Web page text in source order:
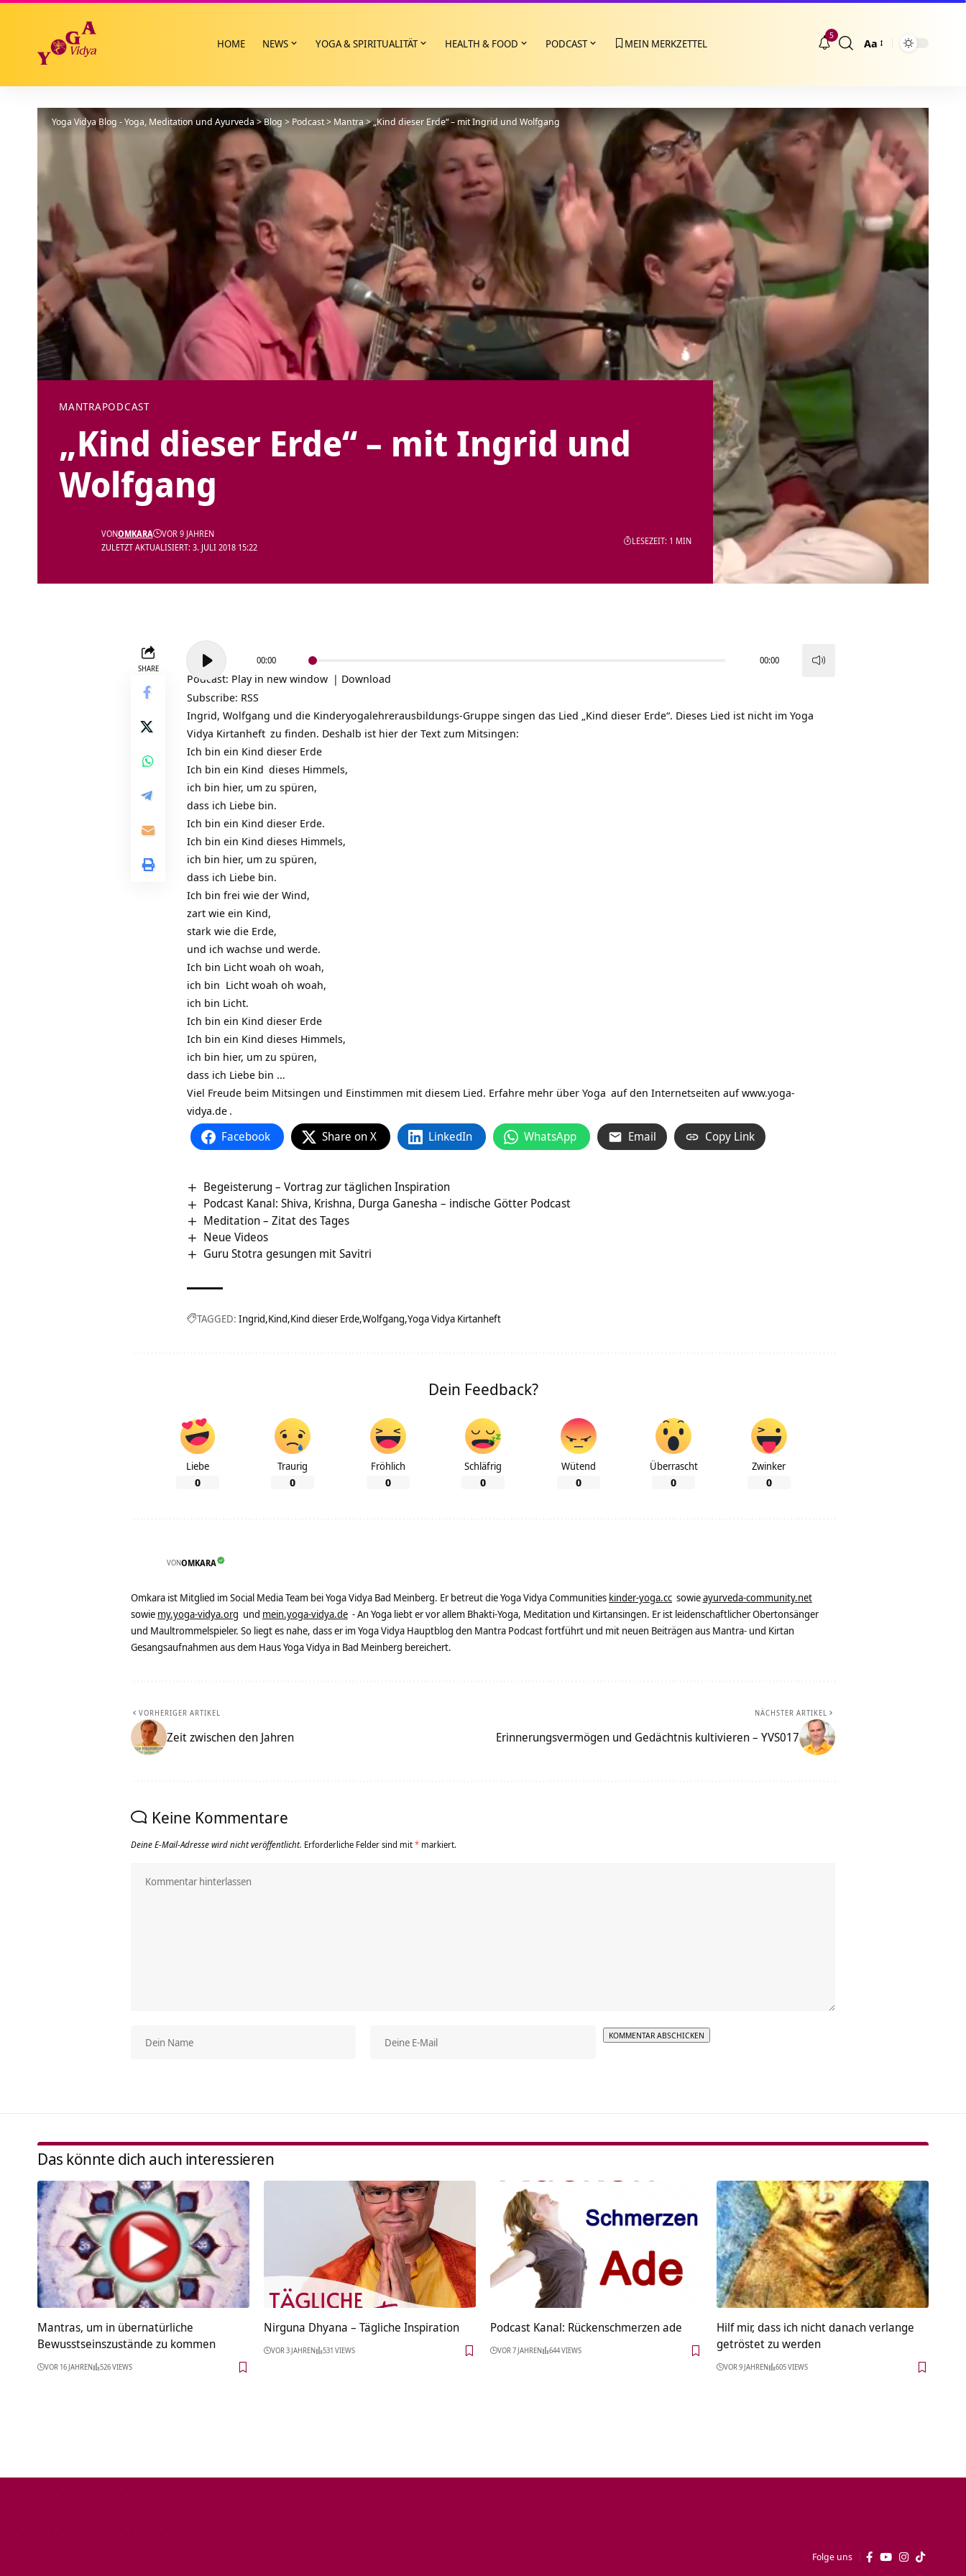
HOME NEWS YOGA & SPIRITUALITÄT HEALTH & FOOD PODCAST MEIN MERKZETTEL
5
Größenänderung
Aa
Yoga Vidya Blog - Yoga, Meditation und Ayurveda>Blog > Podcast> Mantra >„Kind dieser Erde“ – mit Ingrid und Wolfgang
MANTRAPODCAST
„Kind dieser Erde“ – mit Ingrid und
Wolfgang
ZULETZT AKTUALISIERT: 3. JULI 2018 15:22
VONOMKARA VOR 9 JAHREN
LESEZEIT: 1 MIN
SHARE
Audio-
Player
00:00 00:00
Podcast: Play in new window | Download
Subscribe: RSS
Ingrid, Wolfgang und die Kinderyogalehrerausbildungs-Gruppe singen das Lied „Kind dieser Erde“. Dieses Lied ist nicht im Yoga
Vidya Kirtanheft zu finden. Deshalb ist hier der Text zum Mitsingen:
Ich bin ein Kind dieser Erde
Ich bin ein Kind dieses Himmels,
ich bin hier, um zu spüren,
dass ich Liebe bin.
Ich bin ein Kind dieser Erde.
Ich bin ein Kind dieses Himmels,
ich bin hier, um zu spüren,
dass ich Liebe bin.
Ich bin frei wie der Wind,
zart wie ein Kind,
stark wie die Erde,
und ich wachse und werde.
Ich bin Licht woah oh woah,
ich bin Licht woah oh woah,
ich bin Licht.
Ich bin ein Kind dieser Erde
Ich bin ein Kind dieses Himmels,
ich bin hier, um zu spüren,
dass ich Liebe bin …
Viel Freude beim Mitsingen und Einstimmen mit diesem Lied. Erfahre mehr über Yoga auf den Internetseiten aufwww.yoga-
vidya.de .
Facebook Share on X LinkedIn WhatsApp Email Copy Link
Begeisterung – Vortrag zur täglichen Inspiration
Podcast Kanal: Shiva, Krishna, Durga Ganesha – indische Götter Podcast
Meditation – Zitat des Tages
Neue Videos
Guru Stotra gesungen mit Savitri
TAGGED: Ingrid Kind Kind dieser Erde Wolfgang Yoga Vidya Kirtanheft
Dein Feedback?
Liebe
0
Traurig
0
Fröhlich
0
Schläfrig
0
Wütend
0
Überrascht
0
Zwinker
0
VONOMKARA
Omkara ist Mitglied im Social Media Team bei Yoga Vidya Bad Meinberg. Er betreut die Yoga Vidya Communities kinder-yoga.cc sowieayurveda-community.net
sowie my.yoga-vidya.org und mein.yoga-vidya.de - An Yoga liebt er vor allem Bhakti-Yoga, Meditation und Kirtansingen. Er ist leidenschaftlicher Obertonsänger
und Maultrommelspieler. So liegt es nahe, dass er im Yoga Vidya Hauptblog den Mantra Podcast fortführt und mit neuen Beiträgen aus Mantra- und Kirtan
Gesangsaufnahmen aus dem Haus Yoga Vidya in Bad Meinberg bereichert.
VORHERIGER ARTIKEL
Zeit zwischen den Jahren
NÄCHSTER ARTIKEL
Erinnerungsvermögen und Gedächtnis kultivieren – YVS017
Keine Kommentare
Deine E-Mail-Adresse wird nicht veröffentlicht. Erforderliche Felder sind mit* markiert.
Das könnte dich auch interessieren
Mantras, um in übernatürliche
Bewusstseinszustände zu kommen
VOR 16 JAHREN 526 VIEWS
Nirguna Dhyana – Tägliche Inspiration
VOR 3 JAHREN 531 VIEWS
Podcast Kanal: Rückenschmerzen ade
VOR 7 JAHREN 644 VIEWS
Hilf mir, dass ich nicht danach verlange
getröstet zu werden
VOR 9 JAHREN 605 VIEWS
Folge uns